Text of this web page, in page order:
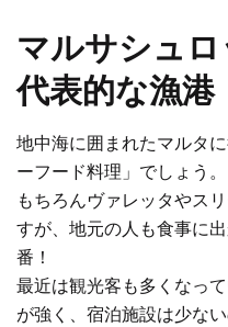
マルサシュ
代表的な漁港
地中海に囲まれたマルタ
ーフード料理」でしょう。
もちろんヴァレッタやス
すが、地元の人も食事に
番！
最近は観光客も多くなっ
が強く、宿泊施設は少な